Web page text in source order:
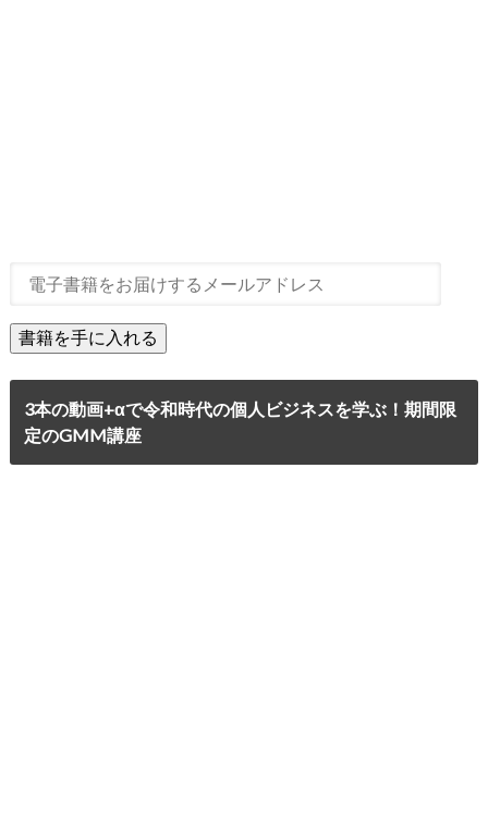
3本の動画+αで令和時代の個人ビジネスを学ぶ！期間限
定のGMM講座